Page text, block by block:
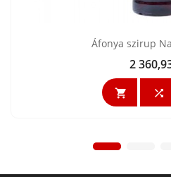
Áfonya szirup
Ár
2
 